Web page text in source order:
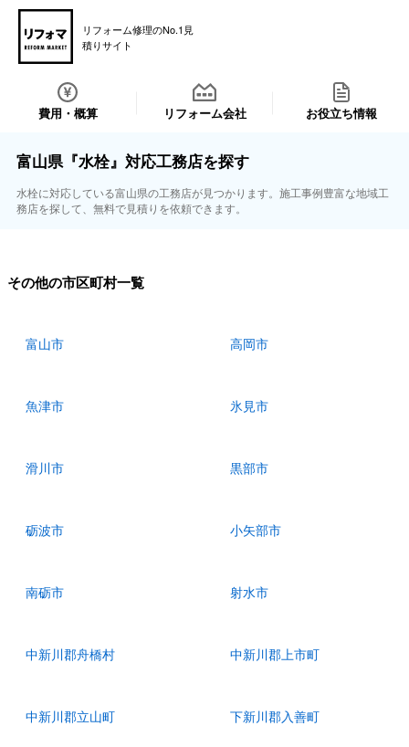
リフォーム修理のNo.1見
積りサイト
費用・概算 リフォーム会社 お役立ち情報
富山県『水栓』対応工務店を探す
水栓に対応している富山県の工務店が見つかります。施工事例豊富な地域工
務店を探して、無料で見積りを依頼できます。
その他の市区町村一覧
富山市 高岡市
魚津市 氷見市
滑川市 黒部市
砺波市 小矢部市
南砺市 射水市
中新川郡舟橋村 中新川郡上市町
中新川郡立山町 下新川郡入善町